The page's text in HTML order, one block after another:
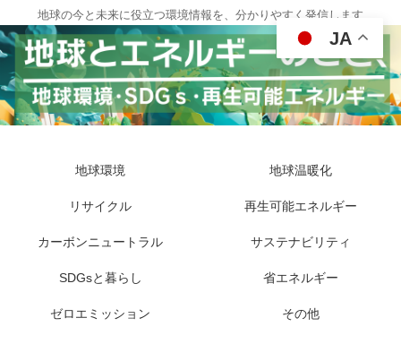
地球の今と未来に役立つ環境情報を、分かりやすく発信します
地球環境 地球温暖化
リサイクル 再生可能エネルギー
カーボンニュートラル サステナビリティ
SDGsと暮らし 省エネルギー
ゼロエミッション その他
JA